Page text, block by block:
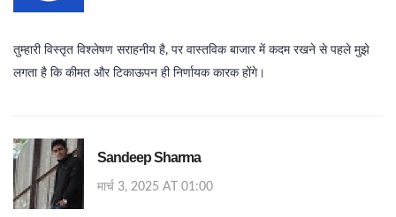
तुम्हारी विस्तृत विश्लेषण सराहनीय है, पर वास्तविक बाजार में कदम रखने से पहले मुझे
लगता है कि कीमत और टिकाऊपन ही निर्णायक कारक होंगे।
Sandeep Sharma
मार्च 3, 2025 AT 01:00